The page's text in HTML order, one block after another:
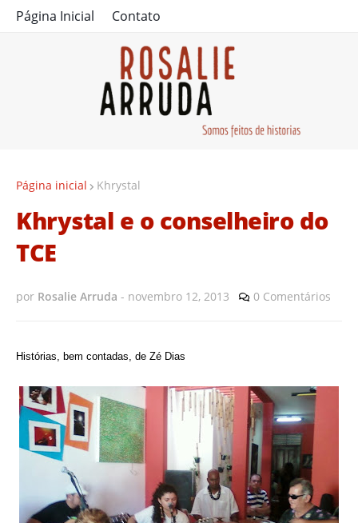
Página Inicial Contato
Página inicial Khrystal
Khrystal e o conselheiro do
TCE
por Rosalie Arruda - novembro 12, 2013 0 Comentários
Histórias, bem contadas, de Zé Dias